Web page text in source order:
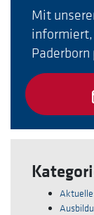
Mit